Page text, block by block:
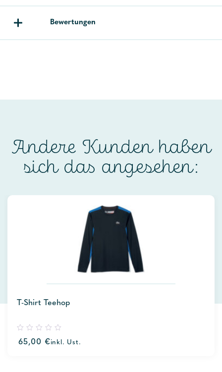
Bewertungen
Andere Kunden haben
sich das angesehen:
T-Shirt Teehop
out
65,00 €inkl. Ust.